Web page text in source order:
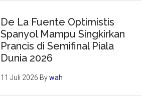
De La Fuente Optimistis
Spanyol Mampu Singkirkan
Prancis di Semifinal Piala
Dunia 2026
11 Juli 2026 Bywah